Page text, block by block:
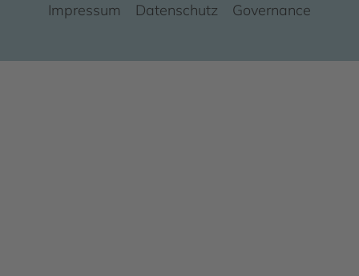
Impressum
Datenschutz Governance